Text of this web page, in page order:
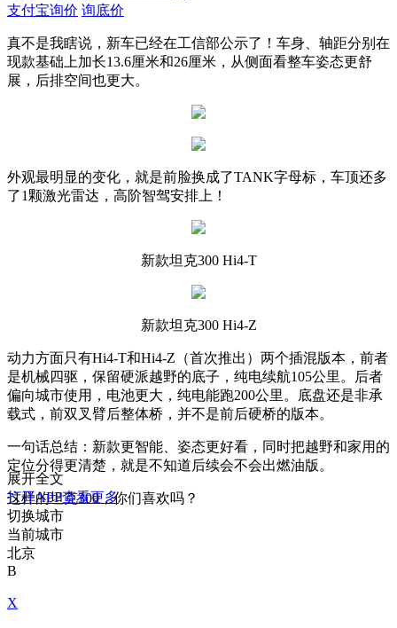
支付宝询价 询底价
真不是我瞎说，新车已经在工信部公示了！车身、轴距分别在
现款基础上加长13.6厘米和26厘米，从侧面看整车姿态更舒
展，后排空间也更大。
外观最明显的变化，就是前脸换成了TANK字母标，车顶还多
了1颗激光雷达，高阶智驾安排上！
新款坦克300 Hi4-T
新款坦克300 Hi4-Z
动力方面只有Hi4-T和Hi4-Z（首次推出）两个插混版本，前者
是机械四驱，保留硬派越野的底子，纯电续航105公里。后者
偏向城市使用，电池更大，纯电能跑200公里。底盘还是非承
载式，前双叉臂后整体桥，并不是前后硬桥的版本。
一句话总结：新款更智能、姿态更好看，同时把越野和家用的
定位分得更清楚，就是不知道后续会不会出燃油版。
这样的坦克300，你们喜欢吗？
展开全文
打开APP查看更多
切换城市
当前城市
北京
B
X